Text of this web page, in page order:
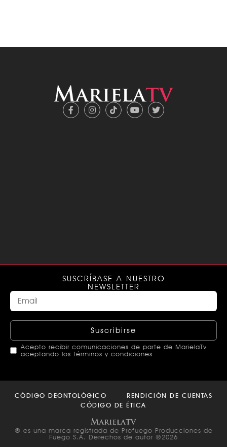
SUSCRÍBASE A NUESTRO
NEWSLETTER
Suscribirse
Acepto recibir comunicaciones de parte de MarielaTv
aceptando los términos y condiciones
should
CÓDIGO DEONTOLÓGICO
RENDICIÓN DE CUENTAS
CÓDIGO DE ÉTICA
® es una marca registrada de Profuego Producciones de
Fuego S.A. Derechos de autor ®2026